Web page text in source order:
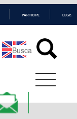
PARTICIPE